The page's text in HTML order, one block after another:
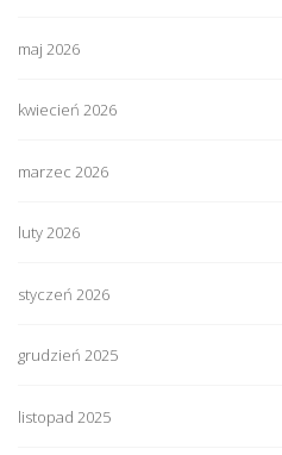
maj 2026
kwiecień 2026
marzec 2026
luty 2026
styczeń 2026
grudzień 2025
listopad 2025